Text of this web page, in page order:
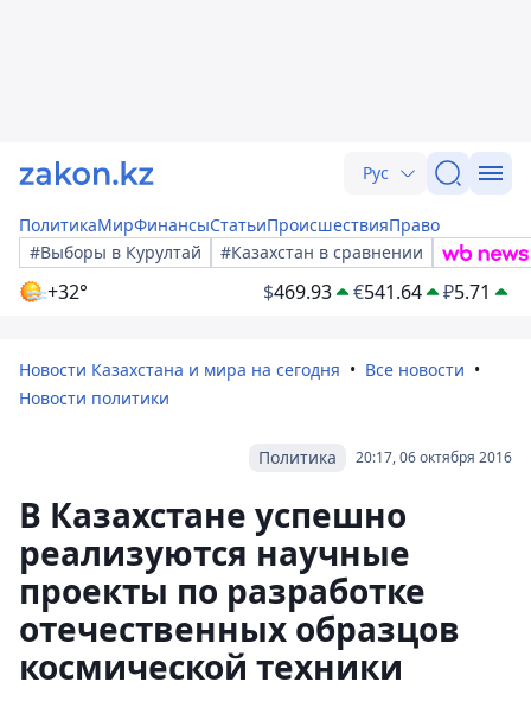
Рус
ПолитикаМирФинансыСтатьиПроисшествияПраво
#Выборы в Курултай
#Казахстан в сравнении
+32° $469.93 €541.64 ₽5.71
Новости Казахстана и мира на сегодня
Все новости
Новости политики
20:17, 06 октября 2016
Политика
В Казахстане успешно
реализуются научные
проекты по разработке
отечественных образцов
космической техники